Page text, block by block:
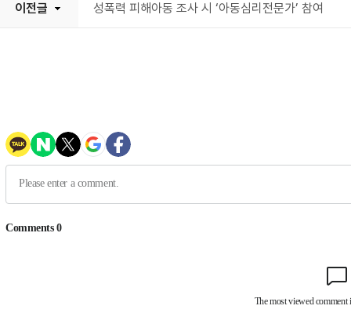
이전글 성폭력 피해아동 조사 시 ‘아동심리전문가’ 참여